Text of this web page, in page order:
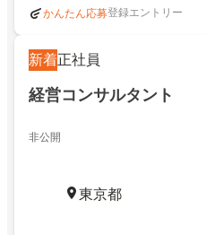
かんたん応募登録エントリー
新着正社員
経営コンサルタント
非公開
東京都